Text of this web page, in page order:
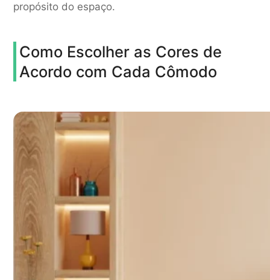
propósito do espaço.
Como Escolher as Cores de
Acordo com Cada Cômodo